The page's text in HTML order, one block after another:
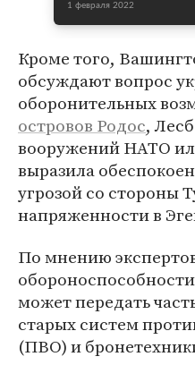
1 февраля 2022
Кроме того,
обсуждают вопрос
оборонительных
островов Родос,
вооружений НАТО
выразила
угрозой со стороны
напряженности в
По мнению
может передать
старых систем
(ПВО) и